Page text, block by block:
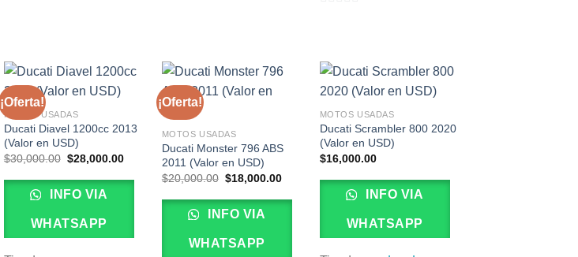
¡Oferta!
MOTOS USADAS
Ducati Diavel 1200cc 2013
(Valor en USD)
$30,000.00 El
original
era:
$30,000.00.
$28,000.00El
actual
$28,000.00.
INFO VIA
WHATSAPP
¡Oferta!
MOTOS USADAS
Ducati Monster 796 ABS
2011 (Valor en USD)
$20,000.00 El
original
era:
$20,000.00.
$18,000.00El
actual
INFO VIA
WHATSAPP
MOTOS USADAS
Ducati Scrambler 800 2020
(Valor en USD)
$16,000.00
INFO VIA
WHATSAPP